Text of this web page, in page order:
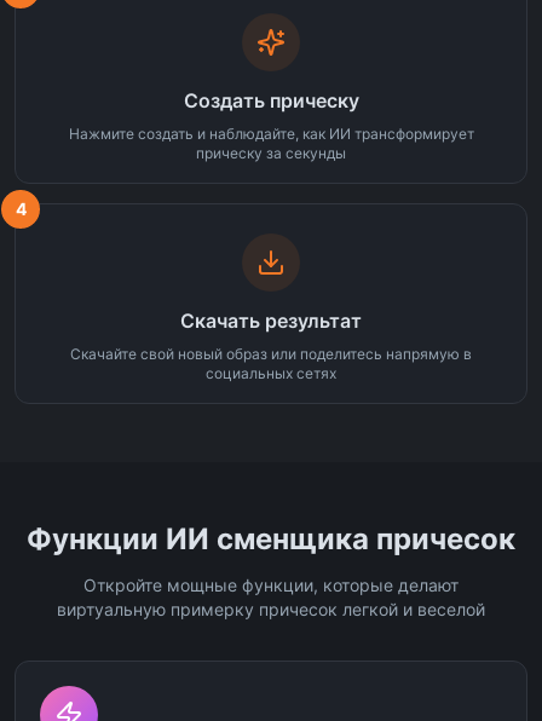
Создать прическу
Нажмите создать и наблюдайте, как ИИ трансформирует
прическу за секунды
4
Скачать результат
Скачайте свой новый образ или поделитесь напрямую в
социальных сетях
Функции ИИ сменщика причесок
Откройте мощные функции, которые делают
виртуальную примерку причесок легкой и веселой